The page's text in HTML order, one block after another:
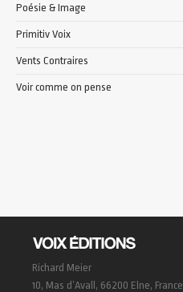
Poésie & Image
Primitiv Voix
Vents Contraires
Voir comme on pense
Richard Meier
10, Mas d’Avall, 66200 Elne, France